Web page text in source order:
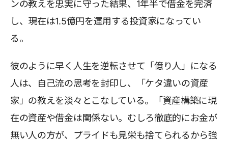
ンの教えを忠実に守った結果、1年半で借金を完済
し、現在は1.5億円を運用する投資家になってい
る。
彼のように早く人生を逆転させて「億り人」になる
人は、自己流の思考を封印し、「ケタ違いの資産
家」の教えを淡々とこなしている。「資産構築に現
在の資産や借金は関係ない。むしろ徹底的にお金が
無い人の方が、プライドも見栄も捨てられるから強